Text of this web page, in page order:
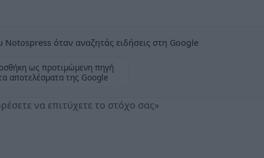
όταν αναζητάς ειδήσεις στη Google
ως προτιμώμενη πηγή
αποτελέσματα της Google
να επιτύχετε το στόχο σας»